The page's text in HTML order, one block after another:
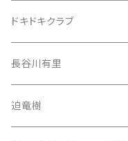
ドキドキクラブ
長谷川有里
迫竜樹